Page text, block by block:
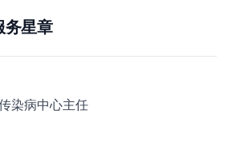
务星章
染病中心主任